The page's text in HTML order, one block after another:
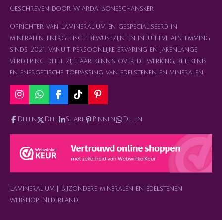
Geschreven door Wiarda Boneschansker
Oprichter van Lamineralium en gespecialiseerd in
mineralen, energetisch bewustzijn en intuïtieve afstemming
sinds 2021. Vanuit persoonlijke ervaring en jarenlange
verdieping deelt zij haar kennis over de werking, betekenis
en energetische toepassing van edelstenen en mineralen.
I
s
a
r
a
W
a
t
s
p
p
F
c
e
b
T
k
o
P
n
e
e
s
Delen Deel Share Pinnen Delen
Lamineralium | Bijzondere mineralen en edelstenen
webshop Nederland